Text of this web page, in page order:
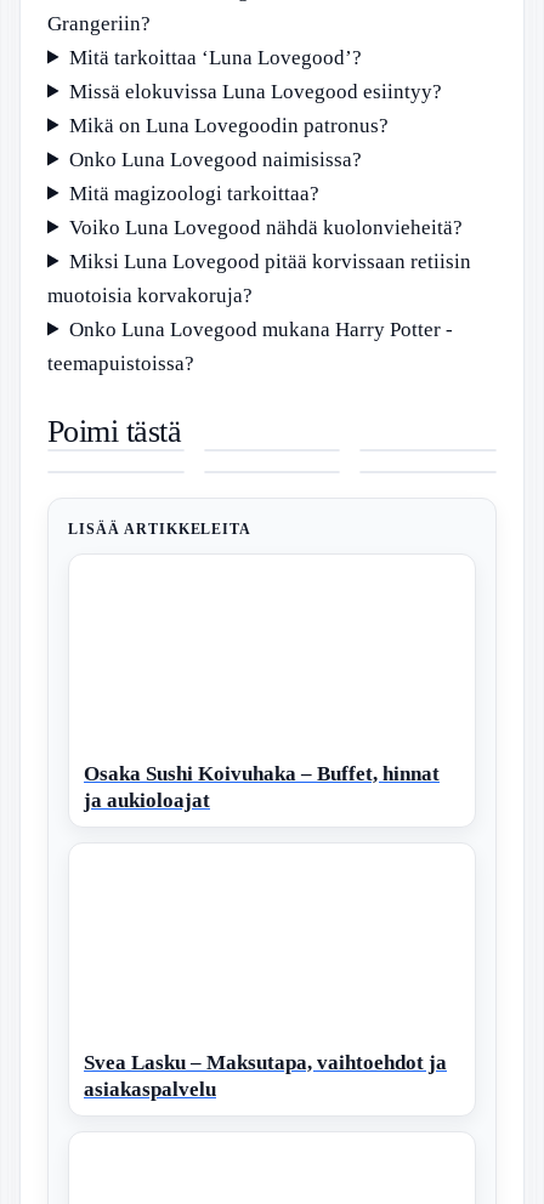
Grangeriin?
Mitä tarkoittaa ‘Luna Lovegood’?
Missä elokuvissa Luna Lovegood esiintyy?
Mikä on Luna Lovegoodin patronus?
Onko Luna Lovegood naimisissa?
Mitä magizoologi tarkoittaa?
Voiko Luna Lovegood nähdä kuolonvieheitä?
Miksi Luna Lovegood pitää korvissaan retiisin
muotoisia korvakoruja?
Onko Luna Lovegood mukana Harry Potter -
teemapuistoissa?
Poimi tästä
Elämäkerta,
roolit ja
speksit
Liisa
Rintaniemi
faktat
selvitettynä
muunnelmat
Etuovi ja
LISÄÄ ARTIKKELEITA
Osaka Sushi Koivuhaka – Buffet, hinnat
ja aukioloajat
Svea Lasku – Maksutapa, vaihtoehdot ja
asiakaspalvelu